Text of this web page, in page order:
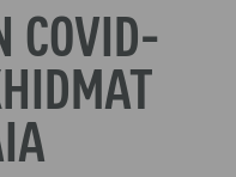
COVID-